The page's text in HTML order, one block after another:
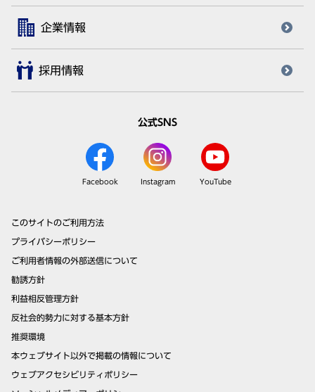
企業情報
採用情報
公式SNS
Facebook Instagram YouTube
このサイトのご利用方法
プライバシーポリシー
ご利用者情報の外部送信について
勧誘方針
利益相反管理方針
反社会的勢力に対する基本方針
推奨環境
本ウェブサイト以外で掲載の情報について
ウェブアクセシビリティポリシー